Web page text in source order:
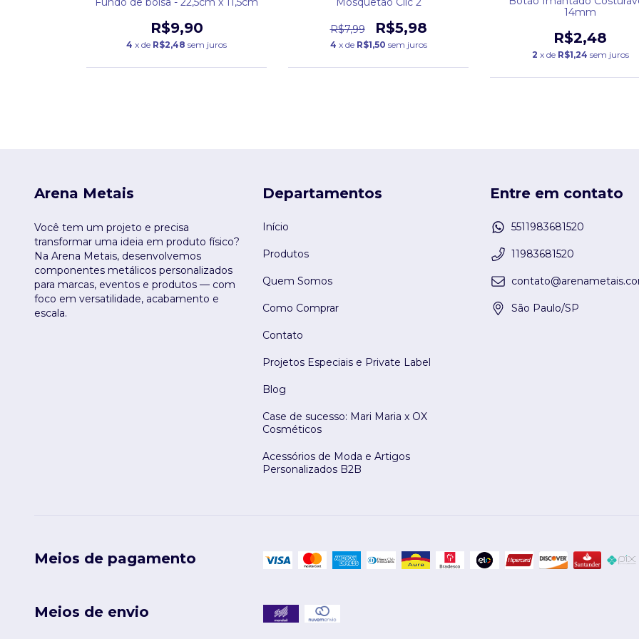
R$9,90
4 x de R$2,48 sem juros
R$7,99 R$5,98
4 x de R$1,50 sem juros
14mm
R$2,48
2 x de R$1,24 sem juros
Arena Metais
Você tem um projeto e precisa
transformar uma ideia em produto físico?
Na Arena Metais, desenvolvemos
componentes metálicos personalizados
para marcas, eventos e produtos — com
foco em versatilidade, acabamento e
escala.
Departamentos
Início
Produtos
Quem Somos
Como Comprar
Contato
Projetos Especiais e Private Label
Blog
Case de sucesso: Mari Maria x OX
Cosméticos
Acessórios de Moda e Artigos
Personalizados B2B
Entre em contato
5511983681520
11983681520
São Paulo/SP
Meios de pagamento
Meios de envio